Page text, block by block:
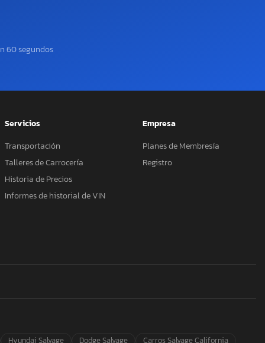
60 segundos
Servicios
Transportación
Talleres de Carrocería
Historia de Precios
Informes de historial de VIN
Empresa
Planes de Membresía
Registro
Hyundai Salvage Dodge Salvage Carros Salvage California